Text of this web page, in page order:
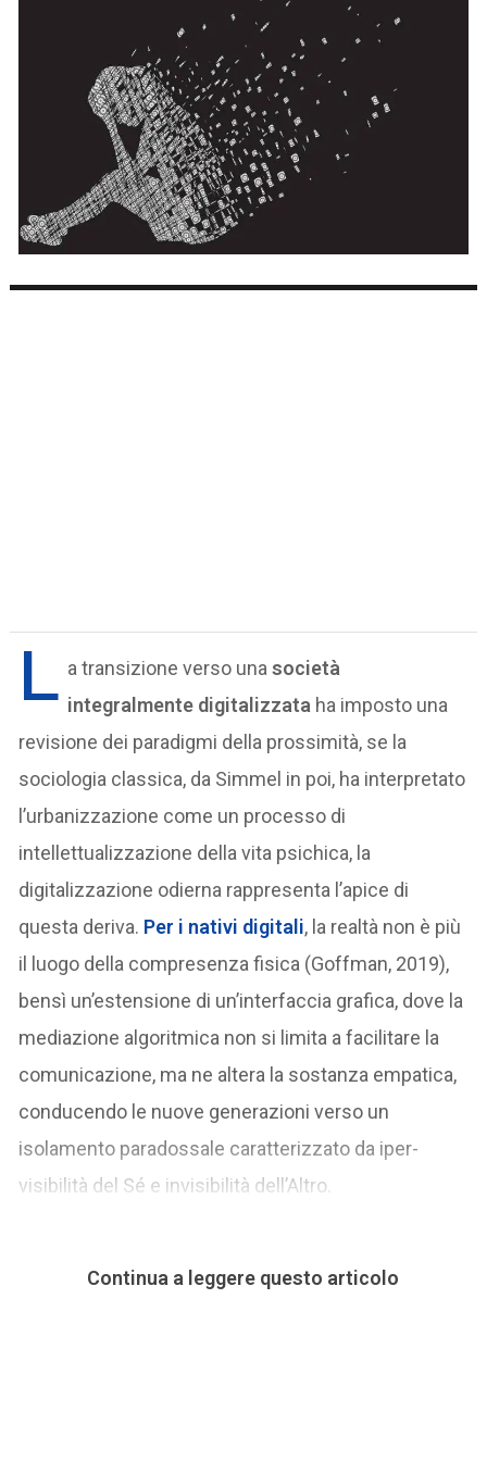
L a transizione verso unasocietà
integralmente digitalizzata ha imposto una
revisione dei paradigmi della prossimità, se la
sociologia classica, da Simmel in poi, ha interpretato
l’urbanizzazione come un processo di
intellettualizzazione della vita psichica, la
digitalizzazione odierna rappresenta l’apice di
questa deriva. Per i nativi digitali, la realtà non è più
il luogo della compresenza fisica (Goffman, 2019),
bensì un’estensione di un’interfaccia grafica, dove la
mediazione algoritmica non si limita a facilitare la
comunicazione, ma ne altera la sostanza empatica,
conducendo le nuove generazioni verso un
isolamento paradossale caratterizzato da iper-
visibilità del Sé e invisibilità dell’Altro.
Continua a leggere questo articolo